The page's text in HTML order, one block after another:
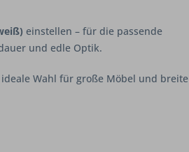
einstellen – für die passende
und edle Optik.
Wahl für große Möbel und breite